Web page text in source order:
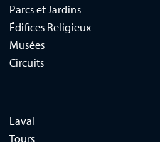
Parcs et Jardins
Édifices Religieux
Musées
Circuits
Laval
Tours